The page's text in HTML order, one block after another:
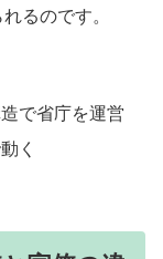
るのです。
で省庁を運営
く